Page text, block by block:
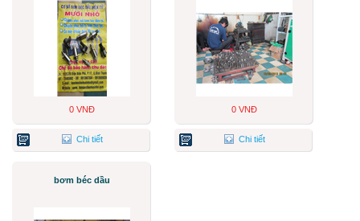
0 VNĐ
Chi tiết
0 VNĐ
Chi tiết
bơm béc dầu